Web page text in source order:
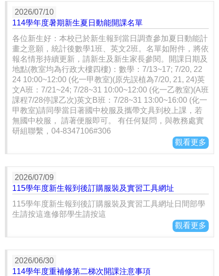
2026/07/10
114學年度暑期新生夏日動能開課名單
各位新生好：本校已於新生報到當日調查參加夏日動能計
畫之意願，統計後數學1班、英文2班。名單如附件，將依
報名情形持續更新，請新生及新生家長參閱。開課日期及
地點(教室均為行政大樓四樓)：數學：7/13~17; 7/20, 22
24 10:00~12:00 (化一甲教室)(原先誤植為7/20, 21, 24)英
文A班：7/21~24; 7/28~31 10:00~12:00 (化一乙教室)(A班
課程7/28停課乙次)英文B班：7/28~31 13:00~16:00 (化一
甲教室)請同學當日著國中校服及攜帶文具到校上課，若
無國中校服， 請著便服即可。 有任何疑問，與教務處實
研組聯繫，04-8347106#306
觀看更多
2026/07/09
115學年度新生報到後訂購服裝及實習工具網址
115學年度新生報到後訂購服裝及實習工具網址日間部學
生請按這進修部學生請按這
觀看更多
2026/06/30
114學年度重補修第二梯次開課注意事項